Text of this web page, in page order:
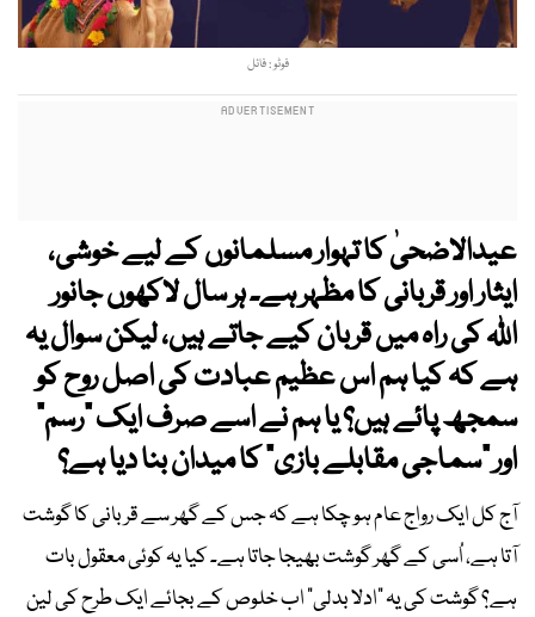
فوٹو : فائل
عیدالاضحیٰ کا تہوار مسلمانوں کے لیے خوشی،
ایثار اور قربانی کا مظہر ہے۔ ہر سال لاکھوں جانور
اللہ کی راہ میں قربان کیے جاتے ہیں، لیکن سوال یہ
ہے کہ کیا ہم اس عظیم عبادت کی اصل روح کو
سمجھ پائے ہیں؟ یا ہم نے اسے صرف ایک "رسم"
اور "سماجی مقابلے بازی" کا میدان بنا دیا ہے؟
آج کل ایک رواج عام ہو چکا ہے کہ جس کے گھر سے قربانی کا گوشت
آتا ہے، اُسی کے گھر گوشت بھیجا جاتا ہے۔ کیا یہ کوئی معقول بات
ہے؟ گوشت کی یہ "ادلا بدلی" اب خلوص کے بجائے ایک طرح کی لین